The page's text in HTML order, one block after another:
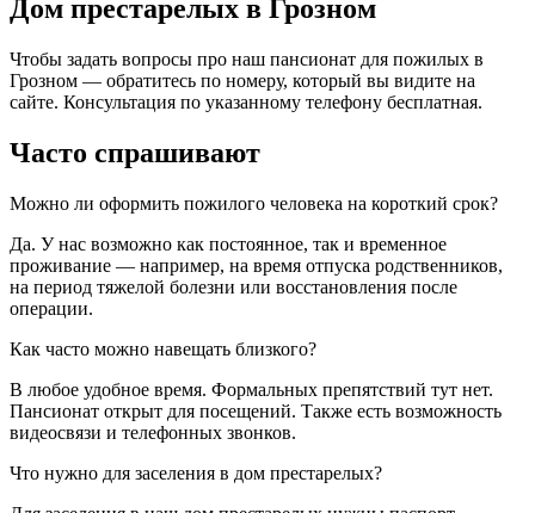
Дом престарелых в Грозном
Чтобы задать вопросы про наш пансионат для пожилых в
Грозном — обратитесь по номеру, который вы видите на
сайте. Консультация по указанному телефону бесплатная.
Часто спрашивают
Можно ли оформить пожилого человека на короткий срок?
Да. У нас возможно как постоянное, так и временное
проживание — например, на время отпуска родственников,
на период тяжелой болезни или восстановления после
операции.
Как часто можно навещать близкого?
В любое удобное время. Формальных препятствий тут нет.
Пансионат открыт для посещений. Также есть возможность
видеосвязи и телефонных звонков.
Что нужно для заселения в дом престарелых?